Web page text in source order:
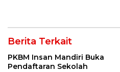
Berita Terkait
PKBM Insan Mandiri Buka
Pendaftaran Sekolah